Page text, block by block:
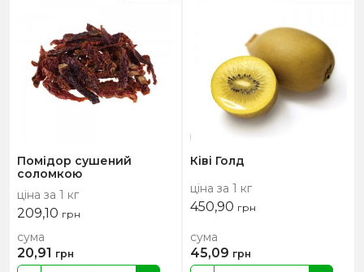
Помідор сушений
соломкою
ціна за 1 кг
209,10 грн
сума
20,91 грн
Ківі Голд
ціна за 1 кг
450,90 грн
сума
45,09 грн